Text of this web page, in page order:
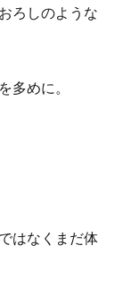
ろしのような
多めに。
はなくまだ体